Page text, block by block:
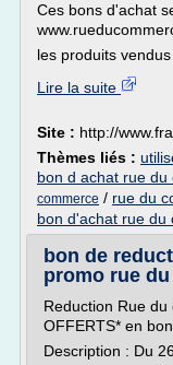
Ces bons d'achat
les produits vendus
Lire la suite
Site : http://
Thèmes liés :
bon d achat rue du
commerce / rue du
bon d'achat rue du
bon de
promo rue du
Reduction Rue
OFFERTS* en
Description : Du